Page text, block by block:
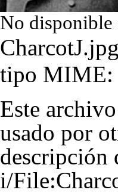
No disponible
CharcotJ.jpg
tipo MIME:
Este
usado por
descripción